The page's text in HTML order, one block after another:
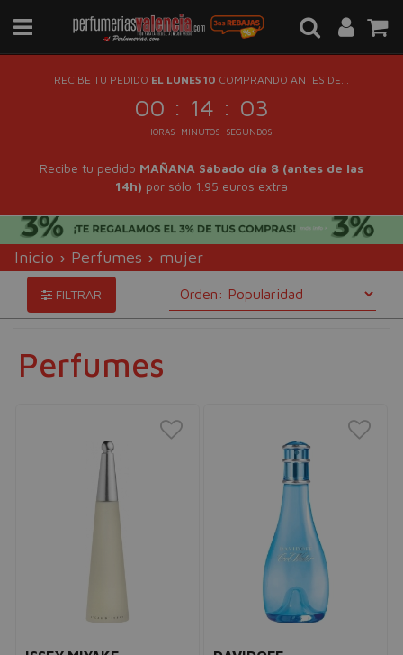
RECIBE TU PEDIDO EL LUNES 10 COMPRANDO ANTES DE...
00 : 14 : 02
HORAS MINUTOS SEGUNDOS
Recibe tu pedido MAÑANA Sábado día 8 (antes de las
14h) por sólo 1.95 euros extra
Inicio › Perfumes › mujer
FILTRAR
Perfumes